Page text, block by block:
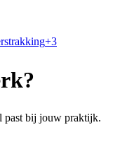
+3
past bij jouw praktijk.